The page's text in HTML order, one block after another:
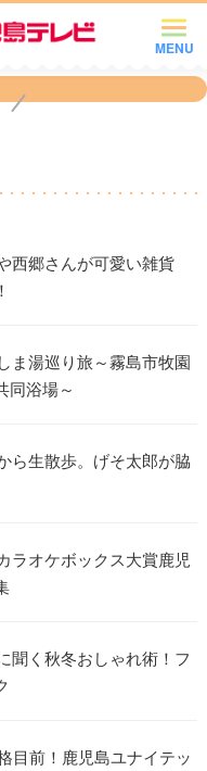
MENU
西郷さんが可愛い雑貨
ま湯巡り旅～霧島市牧園
浴場～
ら生散歩。げそ太郎が脇
ラオケボックス大賞鹿児
聞く秋冬おしゃれ術！フ
目前！鹿児島ユナイテッ